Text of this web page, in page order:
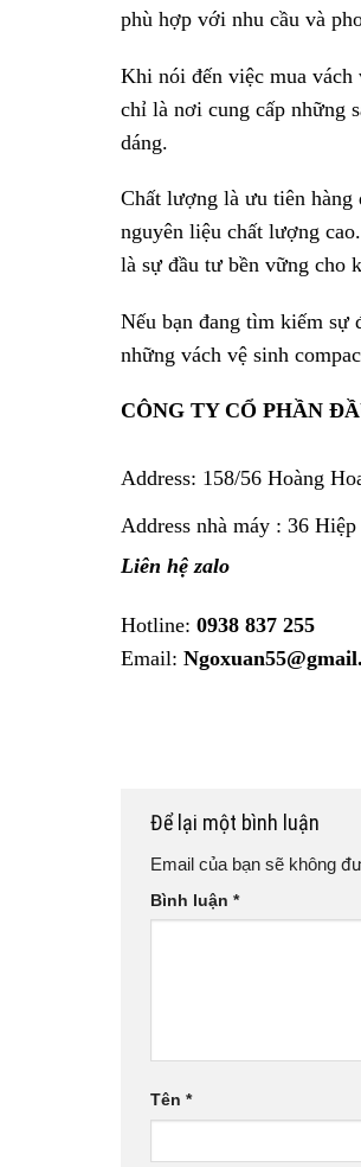
phù hợp với nhu cầu và
Khi nói đến việc mua vách
chỉ là nơi cung cấp những
dáng.
Chất lượng là ưu tiên hàng
nguyên liệu chất lượng
là sự đầu tư bền vững cho
Nếu bạn đang tìm kiếm sự
những vách vệ sinh
CÔNG TY CỔ PHẦN
Address: 158/56 Hoàng
Address nhà máy : 36
Liên hệ zalo
Hotline: 0938 837 255
Email:
Để lại một bình luận
Email của bạn sẽ không
Bình luận *
Tên *